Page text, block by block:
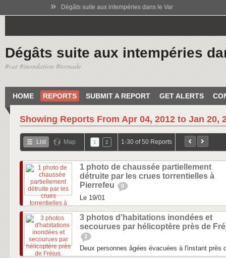
» Dégâts suite aux intempéries dans le Var
Dégâts suite aux intempéries
#var #inondation #tornade
HOME REPORTS SUBMIT A REPORT GET ALERTS
Showing Reports From Apr 04, 2012 to Jan 20,
List Map 1 2 1-30 of 50 Reports
1 photo de chaussée partiellement
détruite par les crues torrentielles à
Pierrefeu
0
Le 19/01
3 photos d'habitations inondées et
secourues par hélicoptère près de
2
Deux personnes âgées évacuées à l'instant près